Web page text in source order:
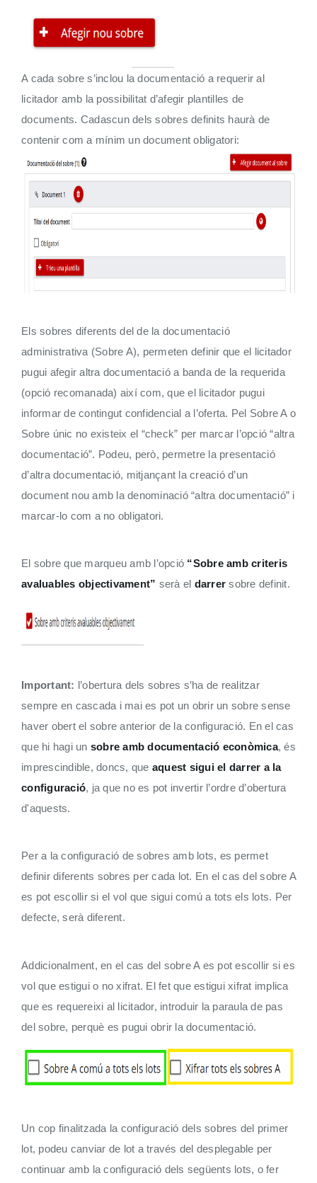
A cada sobre s’inclou la documentació a requerir al
licitador amb la possibilitat d’afegir plantilles de
documents. Cadascun dels sobres definits haurà de
contenir com a mínim un document obligatori:
Els sobres diferents del de la documentació
administrativa (Sobre A), permeten definir que el licitador
pugui afegir altra documentació a banda de la requerida
(opció recomanada) així com, que el licitador pugui
informar de contingut confidencial a l’oferta. Pel Sobre A o
Sobre únic no existeix el “check” per marcar l’opció “altra
documentació”. Podeu, però, permetre la presentació
d’altra documentació, mitjançant la creació d’un
document nou amb la denominació “altra documentació” i
marcar-lo com a no obligatori.
El sobre que marqueu amb l’opció “Sobre amb criteris
avaluables objectivament” serà el darrer sobre definit.
Important: l’obertura dels sobres s’ha de realitzar
sempre en cascada i mai es pot un obrir un sobre sense
haver obert el sobre anterior de la configuració. En el cas
que hi hagi un sobre amb documentació econòmica, és
imprescindible, doncs, que aquest sigui el darrer a la
configuració, ja que no es pot invertir l’ordre d’obertura
d'aquests.
Per a la configuració de sobres amb lots, es permet
definir diferents sobres per cada lot. En el cas del sobre A
es pot escollir si el vol que sigui comú a tots els lots. Per
defecte, serà diferent.
Addicionalment, en el cas del sobre A es pot escollir si es
vol que estigui o no xifrat. El fet que estigui xifrat implica
que es requereixi al licitador, introduir la paraula de pas
del sobre, perquè es pugui obrir la documentació.
Un cop finalitzada la configuració dels sobres del primer
lot, podeu canviar de lot a través del desplegable per
continuar amb la configuració dels següents lots, o fer